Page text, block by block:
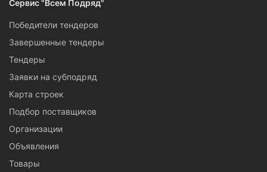
Сервис "Всем Подряд"
Победители тендеров
Завершенные тендеры
Тендеры
Заявки на субподряд
Карта строек
Подбор поставщиков
Организации
Объявления
Товары